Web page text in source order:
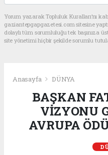
Yorum yazarak Topluluk Kuralları’nı
gaziantepgapgazetesi.com sitesine
dolaylı tüm sorumluluğu tek başınıza
site yönetimi hiçbir şekilde sorumlu
Anasayfa DÜNYA
BAŞKAN
VİZYONU
AVRUPA